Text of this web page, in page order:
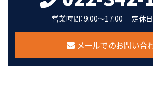
営業時間：9:00～17:00 定休
メールでのお問い合